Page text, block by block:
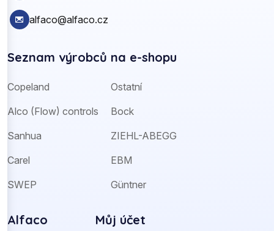
alfaco@alfaco.cz
Seznam výrobců na e-shopu
Copeland
Alco (Flow) controls
Sanhua
Carel
SWEP
Ostatní
Bock
ZIEHL-ABEGG
EBM
Güntner
Alfaco Můj účet